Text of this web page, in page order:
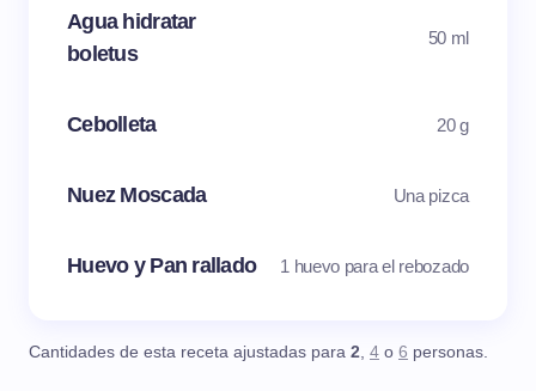
Agua hidratar
boletus
50 ml
Cebolleta 20 g
Nuez Moscada Una pizca
Huevo y Pan rallado 1 huevo para el rebozado
Cantidades de esta receta ajustadas para 2, 4 o 6 personas.